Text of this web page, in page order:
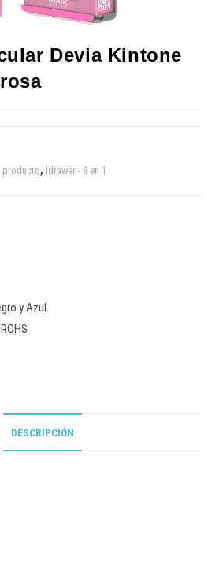
Devia Kintone
producto, Idrawer - 8 en 1
y Azul
DESCRIPCIÓN